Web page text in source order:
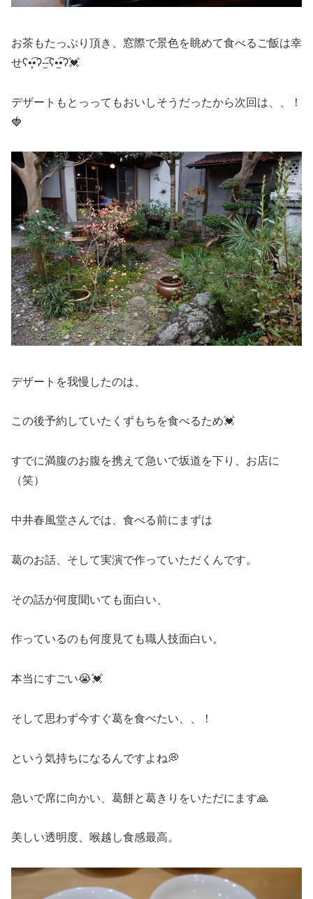
お茶もたっぷり頂き、窓際で景色を眺めて食べるご飯は幸
せʕ•͓͡•ʔ-̫͡-ʕ•̫͡•ʔ💓
デザートもとっってもおいしそうだったから次回は、、！
🍓
デザートを我慢したのは、
この後予約していたくずもちを食べるため💓
すでに満腹のお腹を携えて急いで坂道を下り、お店に
（笑）
中井春風堂さんでは、食べる前にまずは
葛のお話、そして実演で作っていただくんです。
その話が何度聞いても面白い、
作っているのも何度見ても職人技面白い。
本当にすごい😭💓
そして思わず今すぐ葛を食べたい、、！
という気持ちになるんですよね💭
急いで席に向かい、葛餅と葛きりをいただにます🙏
美しい透明度、喉越し食感最高。